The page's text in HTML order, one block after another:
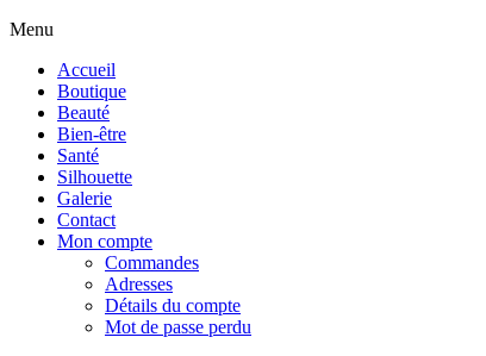
Menu
Accueil
Boutique
Beauté
Bien-être
Santé
Silhouette
Galerie
Contact
Mon compte
Commandes
Adresses
Détails du compte
Mot de passe perdu